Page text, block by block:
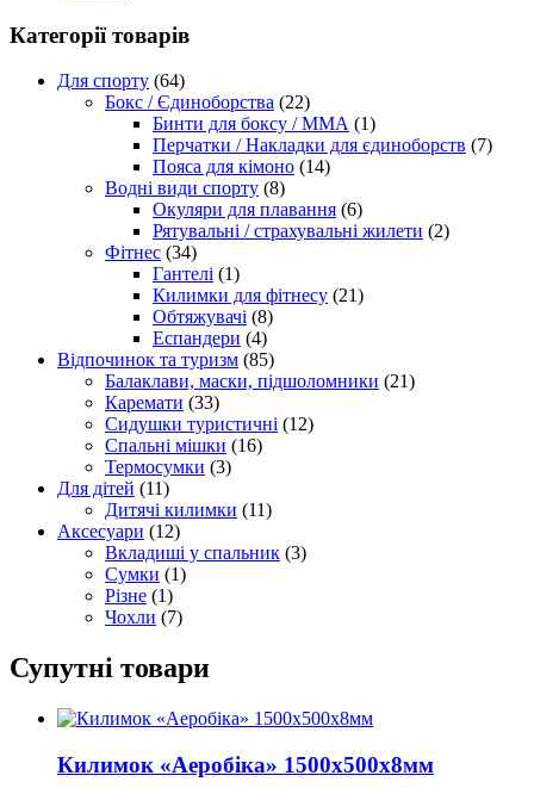
Категорії товарів
Для спорту (64)
Бокс / Єдиноборства (22)
Бинти для боксу / ММА (1)
Перчатки / Накладки для єдиноборств (7)
Пояса для кімоно (14)
Водні види спорту (8)
Окуляри для плавання (6)
Рятувальні / страхувальні жилети (2)
Фітнес (34)
Гантелі (1)
Килимки для фітнесу (21)
Обтяжувачі (8)
Еспандери (4)
Відпочинок та туризм (85)
Балаклави, маски, підшоломники (21)
Каремати (33)
Сидушки туристичні (12)
Спальні мішки (16)
Термосумки (3)
Для дітей (11)
Дитячі килимки (11)
Аксесуари (12)
Вкладиші у спальник (3)
Сумки (1)
Різне (1)
Чохли (7)
Супутні товари
Килимок «Аеробіка» 1500х500х8мм